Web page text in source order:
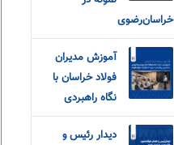
خراسان‌رضوی
آموزش مدیران
فولاد خراسان با
نگاه راهبردی
دیدار رئیس و